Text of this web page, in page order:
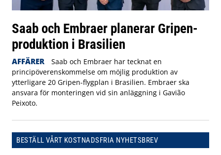
Saab och Embraer planerar Gripen-
produktion i Brasilien
AFFÄRER
Saab och Embraer har tecknat en
principöverenskommelse om möjlig produktion av
ytterligare 20 Gripen-flygplan i Brasilien. Embraer ska
ansvara för monteringen vid sin anläggning i Gavião
Peixoto.
BESTÄLL VÅRT KOSTNADSFRIA NYHETSBREV